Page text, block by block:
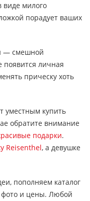
виде милого
порадует ваших
— смешной
появится личная
прическу хоть
уместным купить
обратите внимание
подарки.
Reisenthel, а девушке
пополняем каталог
фото и цены. Любой